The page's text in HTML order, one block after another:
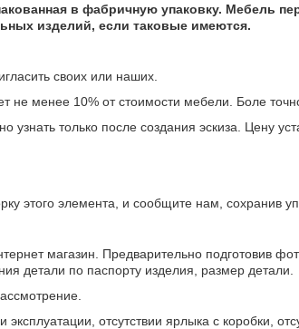
в фабричную упаковку. Мебель
изделий, если таковые имеются.
своих или наших.
не менее 10% от стоимости мебели. Боле
узнать только после создания эскиза. Цену
этого элемента, и сообщите нам, сохранив
магазин. Предварительно подготовив
детали по паспорту изделия, размер детали.
отсутствии ярлыка с коробки,